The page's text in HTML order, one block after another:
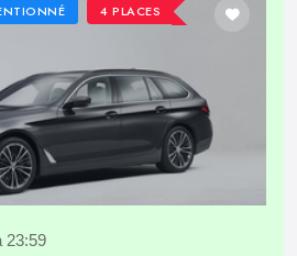
4 PLACES
23:59